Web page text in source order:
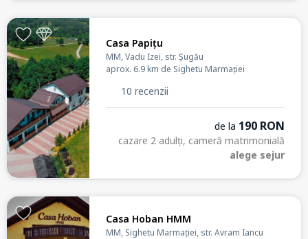
Casa Papițu
MM, Vadu Izei, str. Șugău
aprox. 6.9 km de Sighetu Marmației
10 recenzii
de la 190 RON
cazare 2 adulți, cameră matrimonială
alege sejur
Casa Hoban HMM
MM, Sighetu Marmației, str. Avram Iancu